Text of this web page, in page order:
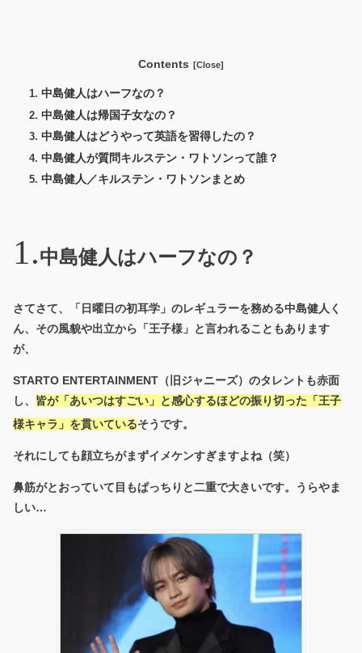
Contents
中島健人はハーフなの？
中島健人は帰国子女なの？
中島健人はどうやって英語を習得したの？
中島健人が質問キルステン・ワトソンって誰？
中島健人／キルステン・ワトソンまとめ
中島健人はハーフなの？
さてさて、「日曜日の初耳学」のレギュラーを務める中島健人く
ん、その風貌や出立から「王子様」と言われることもあります
が、
STARTO ENTERTAINMENT（旧ジャニーズ）のタレントも赤面
し、 皆が「あいつはすごい」と感心するほどの振り切った「王子
様キャラ」を貫いているそうです。
それにしても顔立ちがまずイメケンすぎますよね（笑）
鼻筋がとおっていて目もぱっちりと二重で大きいです。うらやま
しい…